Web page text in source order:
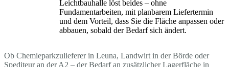
Leichtbauhalle löst beides – ohne
Fundamentarbeiten, mit planbarem Liefertermin
und dem Vorteil, dass Sie die Fläche anpassen oder
abbauen, sobald der Bedarf sich ändert.
Ob Chemieparkzulieferer in Leuna, Landwirt in der Börde oder
Spediteur an der A2 – der Bedarf an zusätzlicher Lagerfläche in